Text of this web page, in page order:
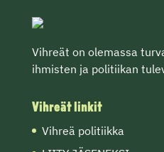
Vihreät on olemassa
ihmisten ja politiikan
Vihreät linkit
Vihreä politiikka